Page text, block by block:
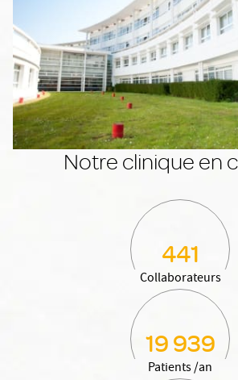
Notre clinique en
441
Collaborateurs
19 939
Patients /an